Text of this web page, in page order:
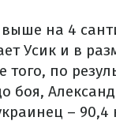
на 4
Усик и в
по
боя,
– 90,4